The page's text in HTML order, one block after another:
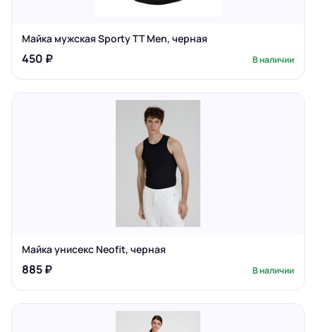
Майка мужская Sporty TT Men, черная
450 ₽ В наличии
Майка унисекс Neofit, черная
885 ₽ В наличии